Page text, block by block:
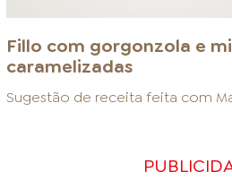
Fillo com gorgonzola e
caramelizadas
Sugestão de receita feita com